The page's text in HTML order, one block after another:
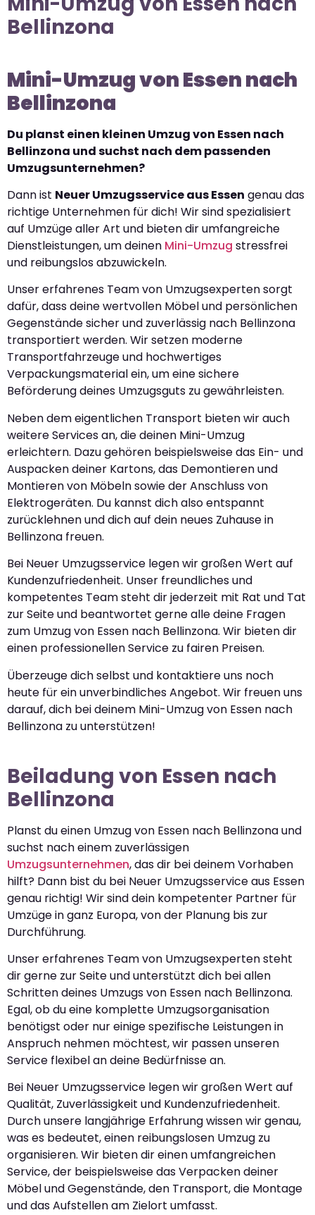
Bellinzona
Mini-Umzug von Essen nach
Bellinzona
Du planst einen kleinen Umzug von Essen nach
Bellinzona und suchst nach dem passenden
Umzugsunternehmen?
Dann ist Neuer Umzugsservice aus Essen genau das
richtige Unternehmen für dich! Wir sind spezialisiert
auf Umzüge aller Art und bieten dir umfangreiche
Dienstleistungen, um deinen Mini-Umzug stressfrei
und reibungslos abzuwickeln.
Unser erfahrenes Team von Umzugsexperten sorgt
dafür, dass deine wertvollen Möbel und persönlichen
Gegenstände sicher und zuverlässig nach Bellinzona
transportiert werden. Wir setzen moderne
Transportfahrzeuge und hochwertiges
Verpackungsmaterial ein, um eine sichere
Beförderung deines Umzugsguts zu gewährleisten.
Neben dem eigentlichen Transport bieten wir auch
weitere Services an, die deinen Mini-Umzug
erleichtern. Dazu gehören beispielsweise das Ein- und
Auspacken deiner Kartons, das Demontieren und
Montieren von Möbeln sowie der Anschluss von
Elektrogeräten. Du kannst dich also entspannt
zurücklehnen und dich auf dein neues Zuhause in
Bellinzona freuen.
Bei Neuer Umzugsservice legen wir großen Wert auf
Kundenzufriedenheit. Unser freundliches und
kompetentes Team steht dir jederzeit mit Rat und Tat
zur Seite und beantwortet gerne alle deine Fragen
zum Umzug von Essen nach Bellinzona. Wir bieten dir
einen professionellen Service zu fairen Preisen.
Überzeuge dich selbst und kontaktiere uns noch
heute für ein unverbindliches Angebot. Wir freuen uns
darauf, dich bei deinem Mini-Umzug von Essen nach
Bellinzona zu unterstützen!
Beiladung von Essen nach
Bellinzona
Planst du einen Umzug von Essen nach Bellinzona und
suchst nach einem zuverlässigen
Umzugsunternehmen, das dir bei deinem Vorhaben
hilft? Dann bist du bei Neuer Umzugsservice aus Essen
genau richtig! Wir sind dein kompetenter Partner für
Umzüge in ganz Europa, von der Planung bis zur
Durchführung.
Unser erfahrenes Team von Umzugsexperten steht
dir gerne zur Seite und unterstützt dich bei allen
Schritten deines Umzugs von Essen nach Bellinzona.
Egal, ob du eine komplette Umzugsorganisation
benötigst oder nur einige spezifische Leistungen in
Anspruch nehmen möchtest, wir passen unseren
Service flexibel an deine Bedürfnisse an.
Bei Neuer Umzugsservice legen wir großen Wert auf
Qualität, Zuverlässigkeit und Kundenzufriedenheit.
Durch unsere langjährige Erfahrung wissen wir genau,
was es bedeutet, einen reibungslosen Umzug zu
organisieren. Wir bieten dir einen umfangreichen
Service, der beispielsweise das Verpacken deiner
Möbel und Gegenstände, den Transport, die Montage
und das Aufstellen am Zielort umfasst.